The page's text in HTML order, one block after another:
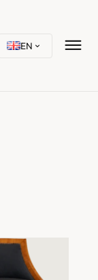
EN